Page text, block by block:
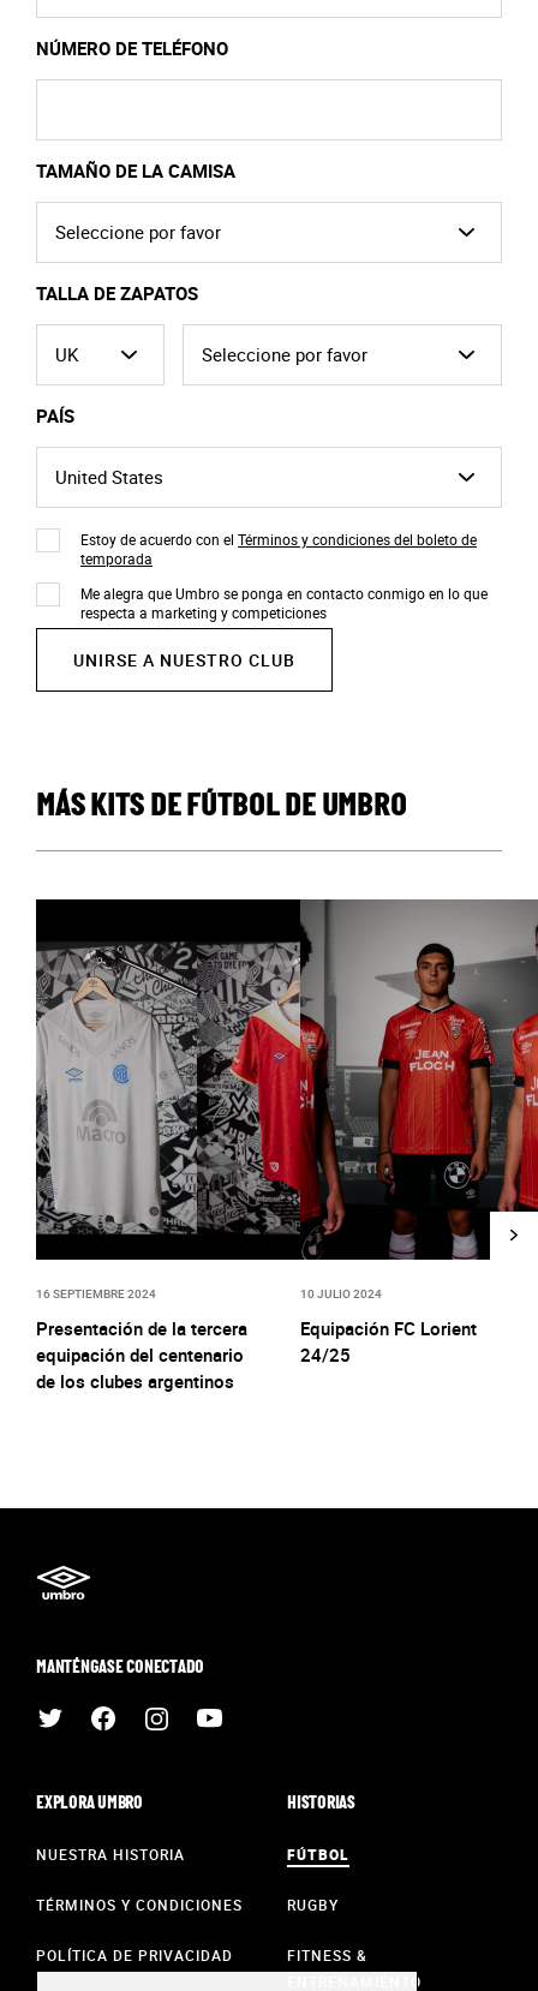
NÚMERO DE TELÉFONO
TAMAÑO DE LA CAMISA
TALLA DE ZAPATOS
PAÍS
Estoy de acuerdo con el Términos y condiciones del boleto de
temporada
Me alegra que Umbro se ponga en contacto conmigo en lo que
respecta a marketing y competiciones
UNIRSE A NUESTRO CLUB
MÁS KITS DE FÚTBOL DE UMBRO
16 SEPTIEMBRE 2024
Presentación de la tercera
equipación del centenario
de los clubes argentinos
10 JULIO 2024
Equipación FC Lorient
24/25
MANTÉNGASE CONECTADO
EXPLORA UMBRO
NUESTRA HISTORIA
TÉRMINOS Y CONDICIONES
POLÍTICA DE PRIVACIDAD
HISTORIAS
FÚTBOL
RUGBY
FITNESS &
ENTRENAMIENTO